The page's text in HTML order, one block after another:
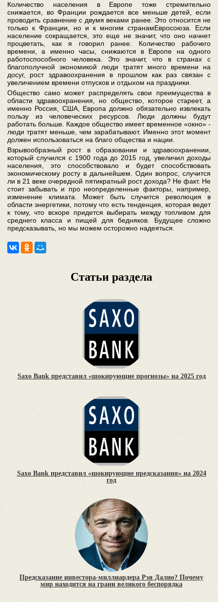
Количество населения в Европе тоже стремительно
снижается, во Франции рождается все меньше детей, если
проводить сравнение с двумя веками ранее. Это относится не
только к Франции, но и к многим странамЕвросоюза. Если
население сокращается, это еще не значит, что оно начнет
процветать, как я говорил ранее. Количество рабочего
времени, а именно часы, снижаются в Европе на одного
работоспособного человека. Это значит, что в странах с
благополучной экономикой люди тратят много времени на
досуг, рост здравоохранения в прошлом как раз связан с
увеличением времени отпусков и отдыхом на праздники.
Общество само может распределять свои преимущества в
области здравоохранения, но общество, которое стареет, а
именно Россия, США, Европа должно обязательно извлекать
пользу из человеческих ресурсов. Люди должны будут
работать больше. Каждое общество имеет временное «окно» -
люди тратят меньше, чем зарабатывают. Именно этот момент
должен использоваться на благо общества и нации.
Взрывообразный рост в образовании и здравоохранении,
который случился с 1900 года до 2015 год, увеличил доходы
населения, это способствовало и будет способствовать
экономическому росту в дальнейшем. Один вопрос, случится
ли в 21 веке очередной пятикратный рост дохода? Не факт. Не
стоит забывать и про неопределенные факторы, например,
изменение климата. Может быть случится революция в
области энергетики, потому что есть тенденция, которая ведет
к тому, что вскоре придется выбирать между топливом для
среднего класса и пищей для бедняков. Будущее сложно
предсказывать, но мы можем осторожно надеяться.
Статьи раздела
Saxo Bank представил «шокирующие прогнозы» на 2025 год
Saxo Bank представил «шокирующие предсказания» на 2024
год
Предсказание инвестора-миллиардера Рэя Далио? Почему
мир находится на грани великого беспорядка